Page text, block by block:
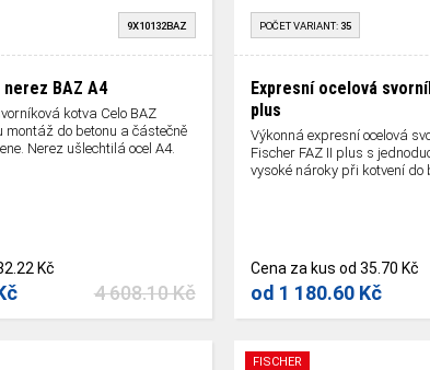
9X10132BAZ
BAZ A4
kotva Celo BAZ
montáž do betonu a částečně
Nerez ušlechtilá ocel A4.
Kč
4 608.10 Kč
POČET VARIANT: 35
Expresní ocelová
plus
Výkonná expresní ocelová
Fischer FAZ II plus s
vysoké nároky při kotvení do
Cena za kus od 35.70 Kč
od 1 180.60 Kč
FISCHER